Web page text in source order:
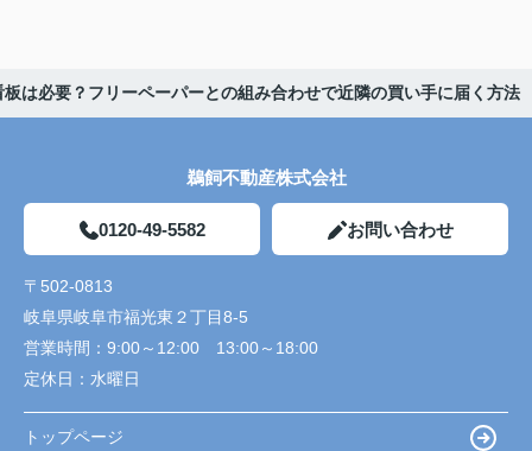
は必要？フリーペーパーとの組み合わせで近隣の買い手に届く方法
鵜飼不動産株式会社
0120-49-5582 お問い合わせ
〒502-0813
岐阜県岐阜市福光東２丁目8-5
営業時間： 9:00～12:00 13:00～18:00
定休日： 水曜日
トップページ